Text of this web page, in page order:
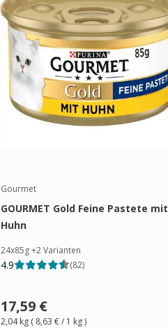
Gourmet
GOURMET Gold Feine Pastete mit
Huhn
24x85g+2Varianten
4.9 (82)
17,59 €
2,04 kg ( 8,63 €/ 1 kg)